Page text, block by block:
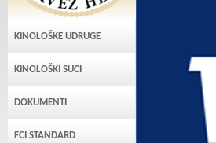
KINOLOŠKE UDRUGE
KINOLOŠKI SUCI
DOKUMENTI
FCI STANDARD